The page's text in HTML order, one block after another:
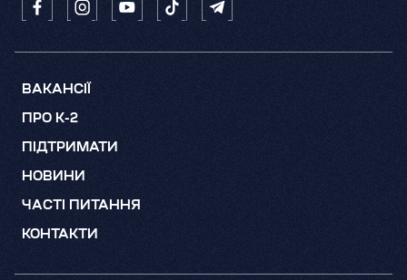
ВАКАНСІЇ
ПРО K-2
ПІДТРИМАТИ
НОВИНИ
ЧАСТІ ПИТАННЯ
КОНТАКТИ